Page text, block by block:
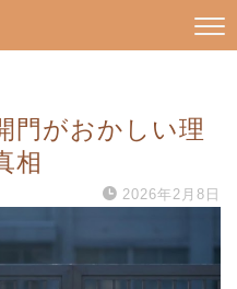
門がおかしい理
相
2026年2月8日